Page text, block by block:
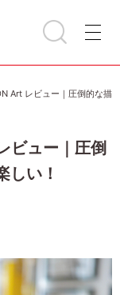
Art レビュー｜圧倒的な描
ビュー｜圧倒
しい！